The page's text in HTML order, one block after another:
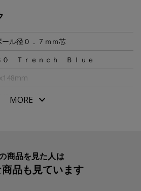
ボックス入りで、ギフトにもおす
体と同色系統の文字色をお選びに
ール径０．７ｍｍ芯
０ Ｔｒｅｎｃｈ Ｂｌｕｅ
W46xH166xD22mm
日本
本
MORE
商品を見た人は
品も見ています